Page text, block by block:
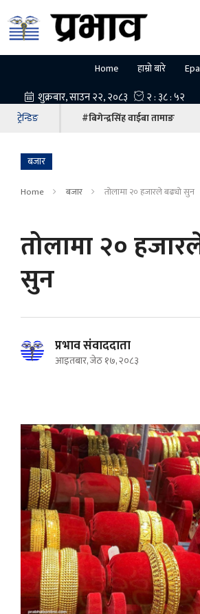
Home हाम्रो बारे
ट्रेन्डिङ #बिगेन्द्रसिंह वाईबा तामाङ
बजार
Home बजार तोलामा २० हजारले बढ्याे सुन
तोलामा २०
सुन
प्रभाव संवाददाता
आइतबार, जेठ १७, २०८३